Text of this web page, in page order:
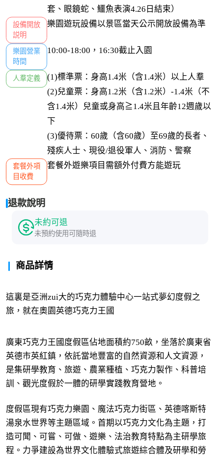
套、眼鏡蛇、鱷魚表演4.26日結束）
設備開放
説明
樂園遊玩設備以景區當天公示開放設備為準
樂園營業
時間
10:00-18:00，16:30截止入園
人羣定義
(1)標準票：身高1.4米（含1.4米）以上人羣
(2)兒童票：身高1.2米（含1.2米）-1.4米（不
含1.4米）兒童或身高≧1.4米且年齡12週歲以
下
(3)優待票：60歲（含60歲）至69歲的長者、
殘疾人士、現役/退役軍人、消防、警察
套餐外項
目收費
套餐外遊樂項目需額外付費方能遊玩
退款說明
未約可退
未預約使用可隨時退
商品詳情
這裏是亞洲zui大的巧克力體驗中心一站式夢幻度假之
旅，就在奧園英德巧克力王國
廣東巧克力王國度假區佔地面積約750畝，坐落於廣東省
英德市英紅鎮，依託當地豐富的自然資源和人文資源，
是集研學教育、旅遊、農業種植、巧克力製作、科普培
訓、觀光度假於一體的研學實踐教育營地。
度假區現有巧克力樂園、魔法巧克力街區、英德喀斯特
湯泉水世界等主題區域。首期以巧克力文化為主題，打
造可聞、可嘗、可做、遊樂、法治教育特點為主研學旅
程。力爭建設為世界文化體驗式旅遊綜合體及研學和勞